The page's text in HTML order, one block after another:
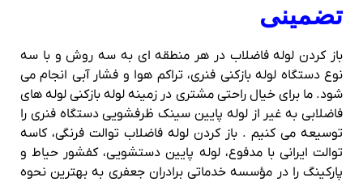
تضمینی
باز کردن لوله فاضلاب در هر منطقه ای به سه روش و با سه
نوع دستگاه لوله بازکنی فنری، تراکم هوا و فشار آبی انجام می
شود. ما برای خیال راحتی مشتری در زمینه لوله بازکنی لوله های
فاضلابی به غیر از لوله پایین سینک ظرفشویی دستگاه فنری را
توسیعه می کنیم . باز کردن لوله فاضلاب توالت فرنگی، کاسه
توالت ایرانی با مدفوع، لوله پایین دستشویی، کفشور حیاط و
پارکینگ را در مؤسسه خدماتی برادران جعفری به بهترین نحوه